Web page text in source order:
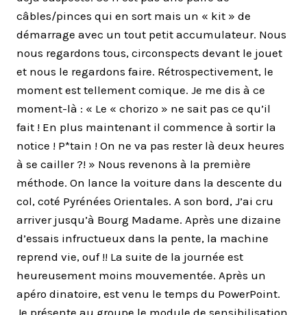
câbles/pinces qui en sort mais un « kit » de
démarrage avec un tout petit accumulateur. Nous
nous regardons tous, circonspects devant le jouet
et nous le regardons faire. Rétrospectivement, le
moment est tellement comique. Je me dis à ce
moment-là : « Le « chorizo » ne sait pas ce qu’il
fait ! En plus maintenant il commence à sortir la
notice ! P*tain ! On ne va pas rester là deux heures
à se cailler ?! » Nous revenons à la première
méthode. On lance la voiture dans la descente du
col, coté Pyrénées Orientales. A son bord, J’ai cru
arriver jusqu’à Bourg Madame. Après une dizaine
d’essais infructueux dans la pente, la machine
reprend vie, ouf !! La suite de la journée est
heureusement moins mouvementée. Après un
apéro dinatoire, est venu le temps du PowerPoint.